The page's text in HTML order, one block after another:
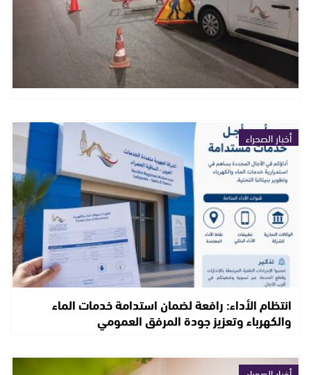
أخبار الصحراء
انتظام الأداء: رافعة لضمان استدامة خدمات الماء
والكهرباء وتعزيز جودة المرفق العمومي